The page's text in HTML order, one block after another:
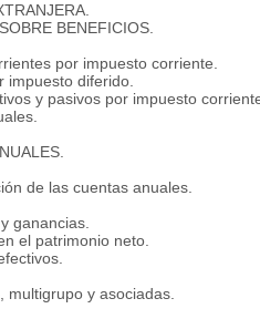
BENEFICIOS.
por impuesto corriente.
diferido.
y pasivos por impuesto
de las cuentas anuales.
ganancias.
el patrimonio neto.
y asociadas.